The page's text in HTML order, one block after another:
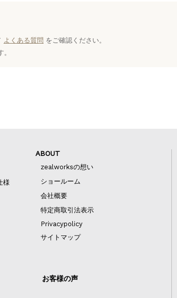
よくある質問 をご確認ください。
様
ABOUT
zealworksの想い
ショールーム
会社概要
特定商取引法表示
Privacypolicy
サイトマップ
お客様の声